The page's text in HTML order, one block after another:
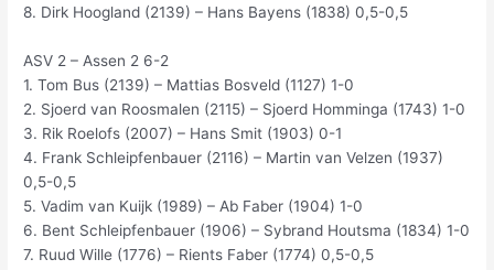
8. Dirk Hoogland (2139) – Hans Bayens (1838) 0,5-0,5
ASV 2 – Assen 2 6-2
1. Tom Bus (2139) – Mattias Bosveld (1127) 1-0
2. Sjoerd van Roosmalen (2115) – Sjoerd Homminga (1743) 1-0
3. Rik Roelofs (2007) – Hans Smit (1903) 0-1
4. Frank Schleipfenbauer (2116) – Martin van Velzen (1937)
0,5-0,5
5. Vadim van Kuijk (1989) – Ab Faber (1904) 1-0
6. Bent Schleipfenbauer (1906) – Sybrand Houtsma (1834) 1-0
7. Ruud Wille (1776) – Rients Faber (1774) 0,5-0,5